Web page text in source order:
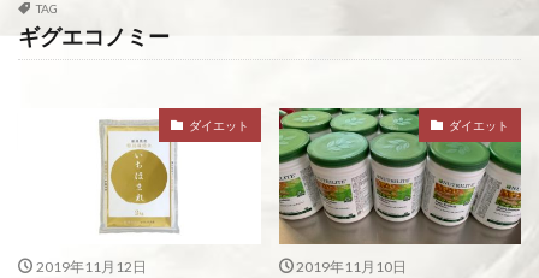
TAG
ギグエコノミー
ダイエット
2019年11月12日
ダイエット
2019年11月10日